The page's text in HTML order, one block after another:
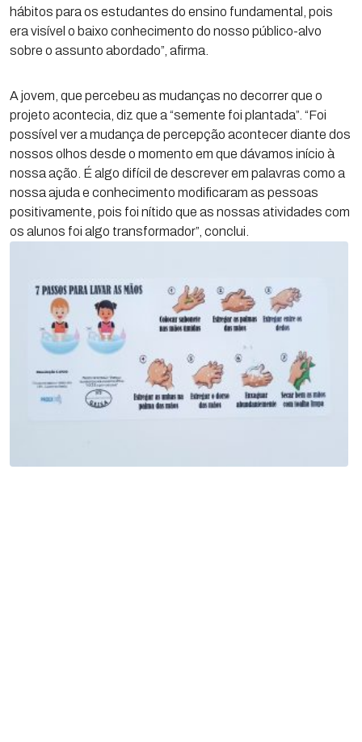
hábitos para os estudantes do ensino fundamental, pois
era visível o baixo conhecimento do nosso público-alvo
sobre o assunto abordado”, afirma.
A jovem, que percebeu as mudanças no decorrer que o
projeto acontecia, diz que a “semente foi plantada”. “Foi
possível ver a mudança de percepção acontecer diante dos
nossos olhos desde o momento em que dávamos início à
nossa ação. É algo difícil de descrever em palavras como a
nossa ajuda e conhecimento modificaram as pessoas
positivamente, pois foi nítido que as nossas atividades com
os alunos foi algo transformador”, conclui.